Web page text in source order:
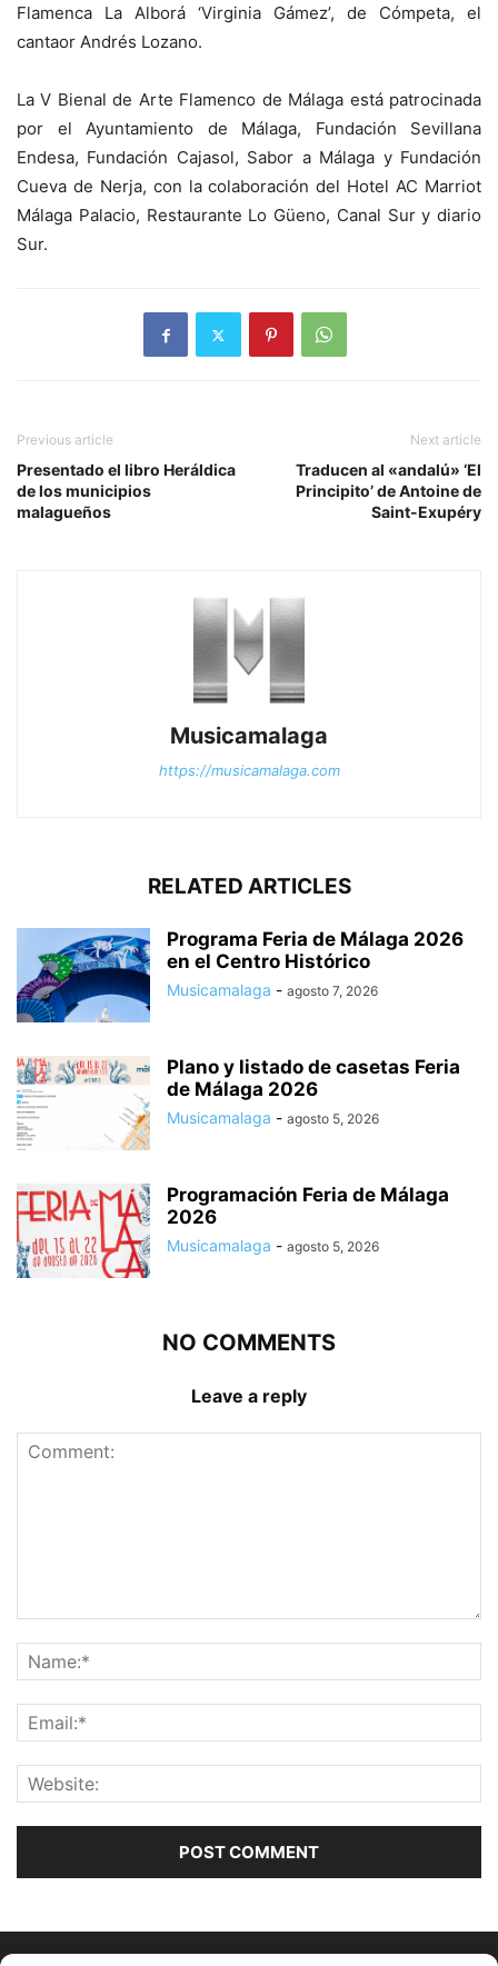
Flamenca La Alborá ‘Virginia Gámez’, de Cómpeta, el
cantaor Andrés Lozano.
La V Bienal de Arte Flamenco de Málaga está patrocinada
por el Ayuntamiento de Málaga, Fundación Sevillana
Endesa, Fundación Cajasol, Sabor a Málaga y Fundación
Cueva de Nerja, con la colaboración del Hotel AC Marriot
Málaga Palacio, Restaurante Lo Güeno, Canal Sur y diario
Sur.
Previous article
Presentado el libro Heráldica
de los municipios
malagueños
Next article
Traducen al «andalú» ‘El
Principito’ de Antoine de
Saint-Exupéry
Musicamalaga
https://musicamalaga.com
RELATED ARTICLES
Programa Feria de Málaga 2026
en el Centro Histórico
Musicamalaga - agosto 7, 2026
Plano y listado de casetas Feria
de Málaga 2026
Musicamalaga - agosto 5, 2026
Programación Feria de Málaga
2026
Musicamalaga - agosto 5, 2026
NO COMMENTS
Leave a reply